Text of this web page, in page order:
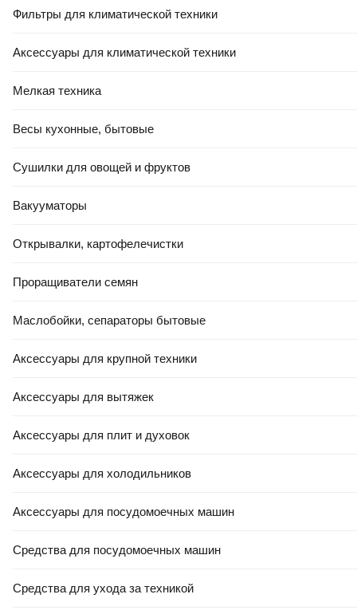
Фильтры для климатической техники
Аксессуары для климатической техники
Мелкая техника
Весы кухонные, бытовые
Сушилки для овощей и фруктов
Вакууматоры
Открывалки, картофелечистки
Проращиватели семян
Маслобойки, сепараторы бытовые
Аксессуары для крупной техники
Аксессуары для вытяжек
Аксессуары для плит и духовок
Аксессуары для холодильников
Аксессуары для посудомоечных машин
Средства для посудомоечных машин
Средства для ухода за техникой